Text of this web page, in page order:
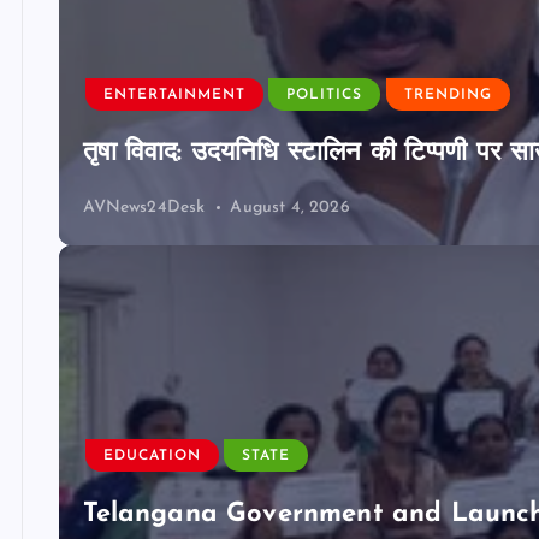
ENTERTAINMENT POLITICS TRENDING
तृषा विवाद: उदयनिधि स्टालिन की टिप्पणी पर
AVNews24Desk August 4, 2026
EDUCATION STATE
Telangana Government and